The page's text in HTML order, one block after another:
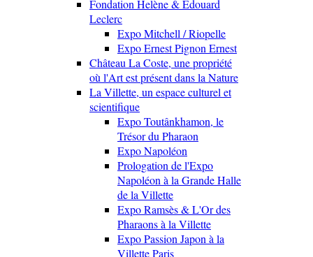
Fondation Helène & Edouard
Leclerc
Expo Mitchell / Riopelle
Expo Ernest Pignon Ernest
Château La Coste, une propriété
où l'Art est présent dans la Nature
La Villette, un espace culturel et
scientifique
Expo Toutânkhamon, le
Trésor du Pharaon
Expo Napoléon
Prologation de l'Expo
Napoléon à la Grande Halle
de la Villette
Expo Ramsès & L'Or des
Pharaons à la Villette
Expo Passion Japon à la
Villette Paris